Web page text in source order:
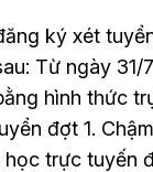
ký xét
Từ ngày
hình thức
đợt 1.
học trực tuyến